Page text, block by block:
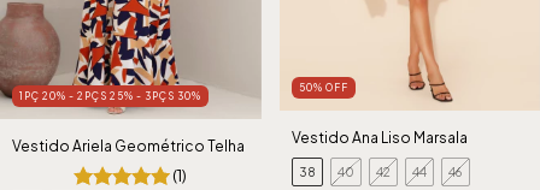
1PÇ 20% - 2PÇS 25% - 3PÇS 30%
Vestido Ariela Geométrico Telha
(1)
50% OFF
Vestido Ana Liso Marsala
38 40 42 44 46